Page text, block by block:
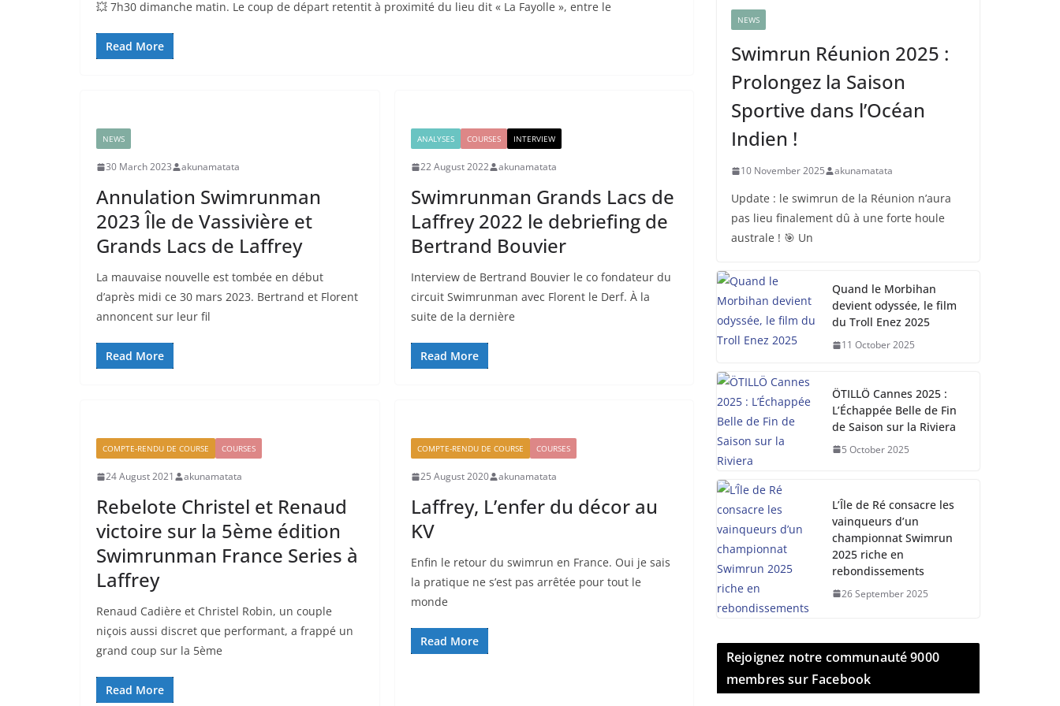
💥 7h30 dimanche matin. Le coup de départ retentit à proximité du lieu dit « La Fayolle », entre le
Read More
NEWS
30 March 2023 akunamatata
Annulation Swimrunman
2023 Île de Vassivière et
Grands Lacs de Laffrey
La mauvaise nouvelle est tombée en début
d’après midi ce 30 mars 2023. Bertrand et Florent
annoncent sur leur fil
Read More
ANALYSES COURSES INTERVIEW
22 August 2022 akunamatata
Swimrunman Grands Lacs de
Laffrey 2022 le debriefing de
Bertrand Bouvier
Interview de Bertrand Bouvier le co fondateur du
circuit Swimrunman avec Florent le Derf. À la
suite de la dernière
Read More
COMPTE-RENDU DE COURSE COURSES
24 August 2021 akunamatata
Rebelote Christel et Renaud
victoire sur la 5ème édition
Swimrunman France Series à
Laffrey
Renaud Cadière et Christel Robin, un couple
niçois aussi discret que performant, a frappé un
grand coup sur la 5ème
Read More
COMPTE-RENDU DE COURSE COURSES
25 August 2020 akunamatata
Laffrey, L’enfer du décor au
KV
Enfin le retour du swimrun en France. Oui je sais
la pratique ne s’est pas arrêtée pour tout le
monde
Read More
NEWS
Swimrun Réunion 2025 :
Prolongez la Saison
Sportive dans l’Océan
Indien !
10 November 2025 akunamatata
Update : le swimrun de la Réunion n’aura
pas lieu finalement dû à une forte houle
australe ! 🎯 Un
Quand le Morbihan
devient odyssée, le film
du Troll Enez 2025
11 October 2025
ÖTILLÖ Cannes 2025 :
L’Échappée Belle de Fin
de Saison sur la Riviera
5 October 2025
L’Île de Ré consacre les
vainqueurs d’un
championnat Swimrun
2025 riche en
rebondissements
26 September 2025
Rejoignez notre communauté 9000
membres sur Facebook